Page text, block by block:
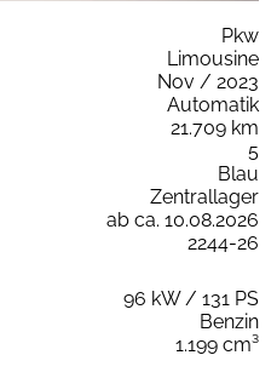
Pkw
Limousine
Nov / 2023
Automatik
21.709 km
5
Blau
Zentrallager
ab ca. 10.08.2026
2244-26
96 kW / 131 PS
Benzin
1.199 cm³